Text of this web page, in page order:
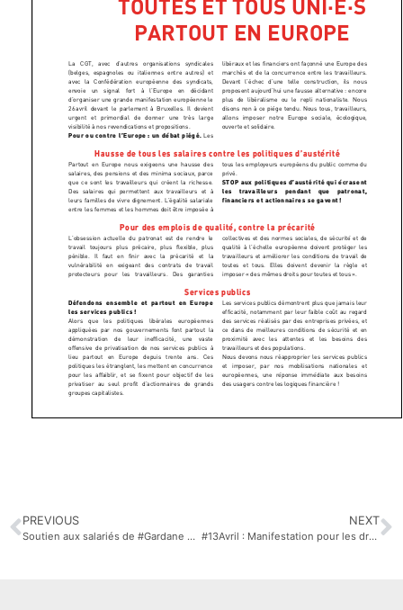
PREVIOUS
Soutien aux salariés de #Gardane et à l’UD #CGT 13. Stop à la répression syndicale #LREM #MODEM @laqhila
NEXT
#13Avril : Manifestation pour les droits fondamentaux